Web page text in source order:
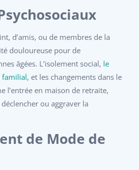
d’amis, ou de membres de la
douloureuse pour de
âgées. L’isolement social, le
familial, et les changements dans le
l’entrée en maison de retraite,
ou aggraver la
de Mode de